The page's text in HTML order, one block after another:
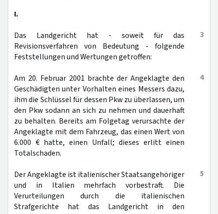
I.
3
Das Landgericht hat - soweit für das
Revisionsverfahren von Bedeutung - folgende
Feststellungen und Wertungen getroffen:
4
Am 20. Februar 2001 brachte der Angeklagte den
Geschädigten unter Vorhalten eines Messers dazu,
ihm die Schlüssel für dessen Pkw zu überlassen, um
den Pkw sodann an sich zu nehmen und dauerhaft
zu behalten. Bereits am Folgetag verursachte der
Angeklagte mit dem Fahrzeug, das einen Wert von
6.000 € hatte, einen Unfall; dieses erlitt einen
Totalschaden.
5
Der Angeklagte ist italienischer Staatsangehöriger
und in Italien mehrfach vorbestraft. Die
Verurteilungen durch die italienischen
Strafgerichte hat das Landgericht in den